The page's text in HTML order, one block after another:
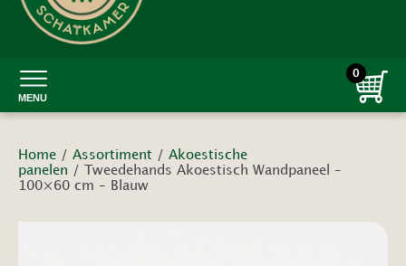
MENU
0
Home / Assortiment / Akoestische
panelen / Tweedehands Akoestisch Wandpaneel –
100×60 cm – Blauw